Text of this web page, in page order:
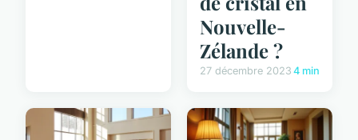
Nouvelle-
Zélande ?
27 décembre 2023 4 min